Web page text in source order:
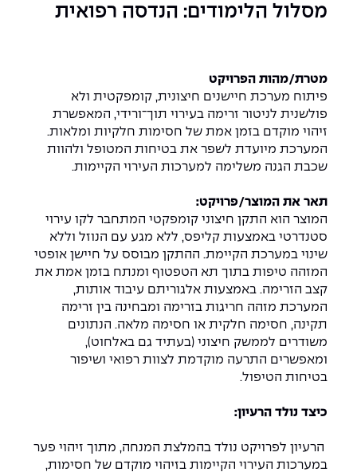
מסלול הלימודים: הנדסה רפואית
מטרת/מהות הפרויקט
פיתוח מערכת חיישנים חיצונית, קומפקטית ולא
פולשנית לניטור זרימה בעירוי תוך־ורידי, המאפשרת
זיהוי מוקדם בזמן אמת של חסימות חלקיות ומלאות.
המערכת מיועדת לשפר את בטיחות המטופל ולהוות
שכבת הגנה משלימה למערכות העירוי הקיימות.
תאר את המוצר/פרויקט:
המוצר הוא התקן חיצוני קומפקטי המתחבר לקו עירוי
סטנדרטי באמצעות קליפס, ללא מגע עם הנוזל וללא
שינוי במערכת הקיימת. ההתקן מבוסס על חיישן אופטי
המזהה טיפות בתוך תא הטפטוף ומנתח בזמן אמת את
קצב הזרימה. באמצעות אלגוריתם עיבוד אותות,
המערכת מזהה חריגות בזרימה ומבחינה בין זרימה
תקינה, חסימה חלקית או חסימה מלאה. הנתונים
משודרים לממשק חיצוני (בעתיד גם באלחוט),
ומאפשרים התרעה מוקדמת לצוות רפואי ושיפור
בטיחות הטיפול.
כיצד נולד הרעיון:
הרעיון לפרויקט נולד בהמלצת המנחה, מתוך זיהוי פער
במערכות העירוי הקיימות בזיהוי מוקדם של חסימות,
כתבי עת
כואבים את לכתם
לעבוד באפקה
משרות פנויות
אזור אישי
כניסה לסגל
כניסה לסטודנטים
היחידה לאנגלית
היחידה לחברה ורוח
היחידה ללימודי חוץ
קורס ניהול לוגיסטיקה ורכש
קורס ניהול מוצר בשילוב AI
קורס דירקטורים
קורס אנרגיה מתחדשת
אווירה נפיצה במתקני חשמל ומכשור
קורס ניהול פרויקטים בשילוב AI
קורסים מקצועיים מותאמים לארגונים
מעורבות חברתית
מרכז החדשנות והיזמות
היחידה לבינלאומיות
שכר לימוד
מלגות
The Afeka Shop